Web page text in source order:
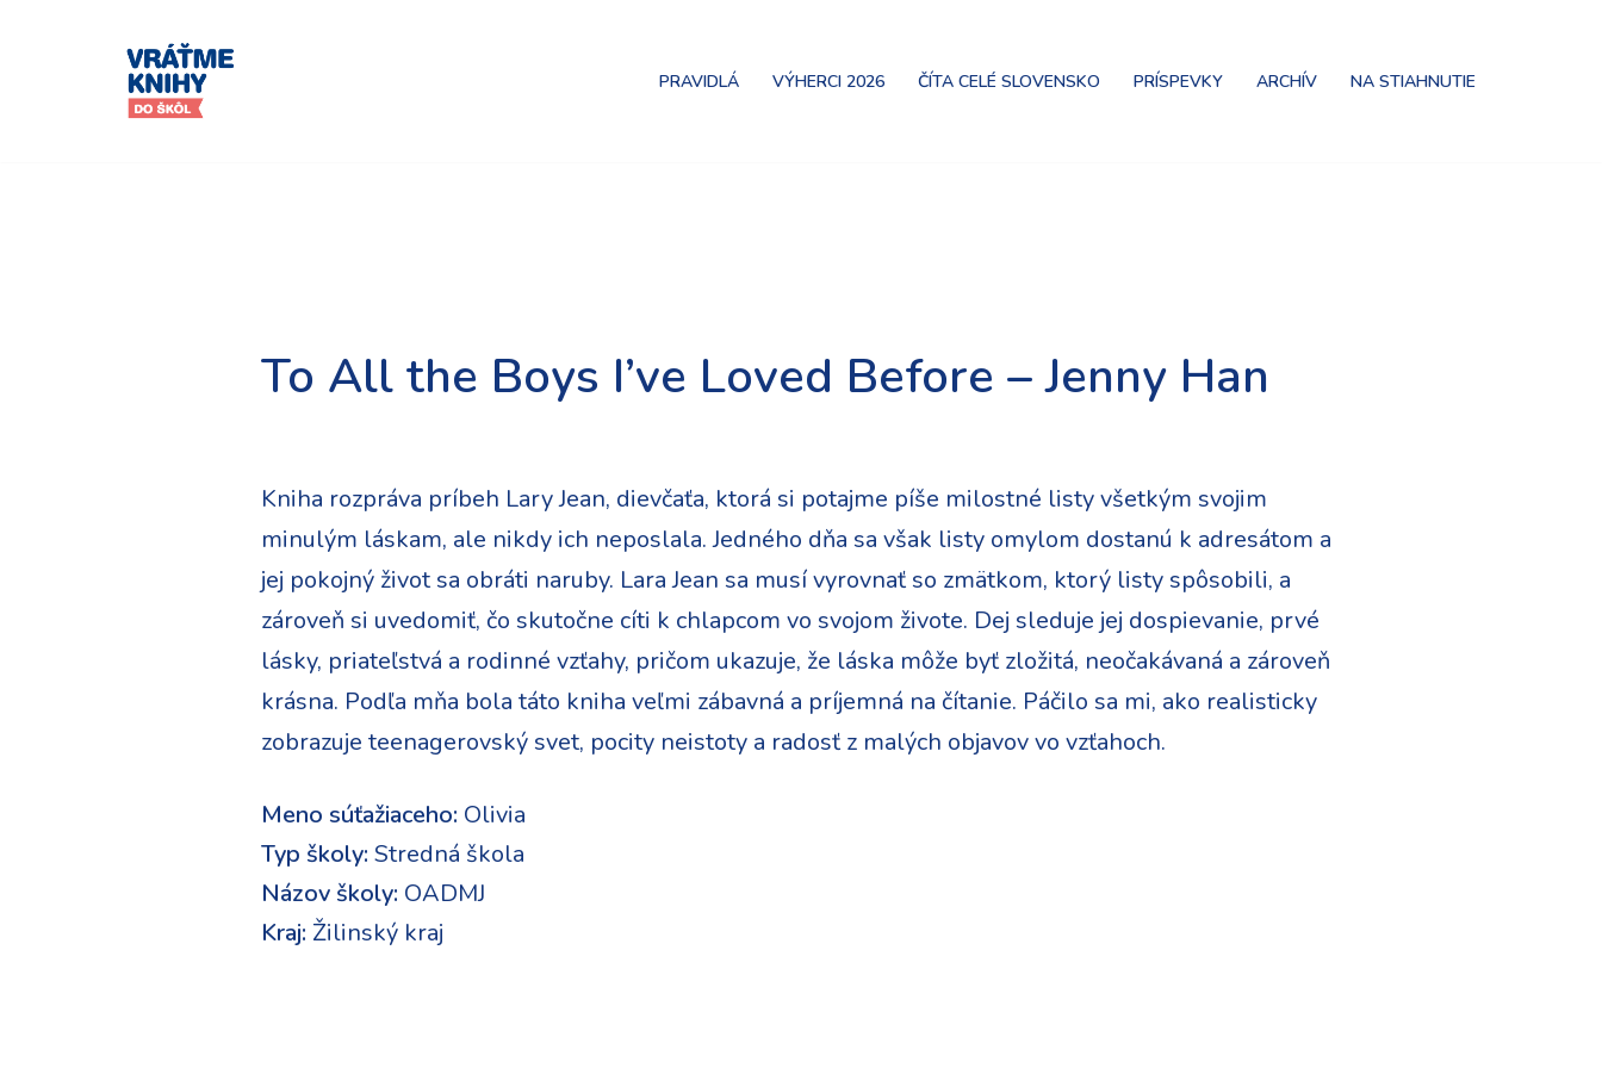
PRAVIDLÁ VÝHERCI 2026 ČÍTA CELÉ SLOVENSKO PRÍSPEVKY ARCHÍV NA STIAHNUTIE
To All the Boys I’ve Loved Before – Jenny Han
Kniha rozpráva príbeh Lary Jean, dievčaťa, ktorá si potajme píše milostné listy všetkým svojim
minulým láskam, ale nikdy ich neposlala. Jedného dňa sa však listy omylom dostanú k adresátom a
jej pokojný život sa obráti naruby. Lara Jean sa musí vyrovnať so zmätkom, ktorý listy spôsobili, a
zároveň si uvedomiť, čo skutočne cíti k chlapcom vo svojom živote. Dej sleduje jej dospievanie, prvé
lásky, priateľstvá a rodinné vzťahy, pričom ukazuje, že láska môže byť zložitá, neočakávaná a zároveň
krásna. Podľa mňa bola táto kniha veľmi zábavná a príjemná na čítanie. Páčilo sa mi, ako realisticky
zobrazuje teenagerovský svet, pocity neistoty a radosť z malých objavov vo vzťahoch.
Meno súťažiaceho: Olivia
Typ školy: Stredná škola
Názov školy: OADMJ
Kraj: Žilinský kraj